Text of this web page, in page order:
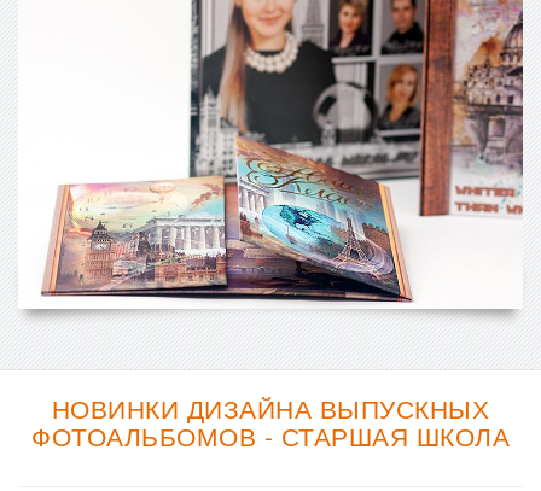
НОВИНКИ ДИЗАЙНА ВЫПУСКНЫХ
ФОТОАЛЬБОМОВ - СТАРШАЯ ШКОЛА